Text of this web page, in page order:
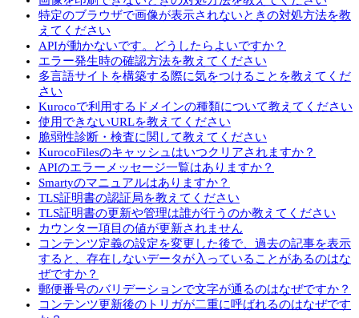
特定のブラウザで画像が表示されないときの対処方法を教
えてください
APIが動かないです。どうしたらよいですか？
エラー発生時の確認方法を教えてください
多言語サイトを構築する際に気をつけることを教えてくだ
さい
Kurocoで利用するドメインの種類について教えてください
使用できないURLを教えてください
脆弱性診断・検査に関して教えてください
KurocoFilesのキャッシュはいつクリアされますか？
APIのエラーメッセージ一覧はありますか？
Smartyのマニュアルはありますか？
TLS証明書の認証局を教えてください
TLS証明書の更新や管理は誰が行うのか教えてください
カウンター項目の値が更新されません
コンテンツ定義の設定を変更した後で、過去の記事を表示
すると、存在しないデータが入っていることがあるのはな
ぜですか？
郵便番号のバリデーションで文字が通るのはなぜですか？
コンテンツ更新後のトリガが二重に呼ばれるのはなぜです